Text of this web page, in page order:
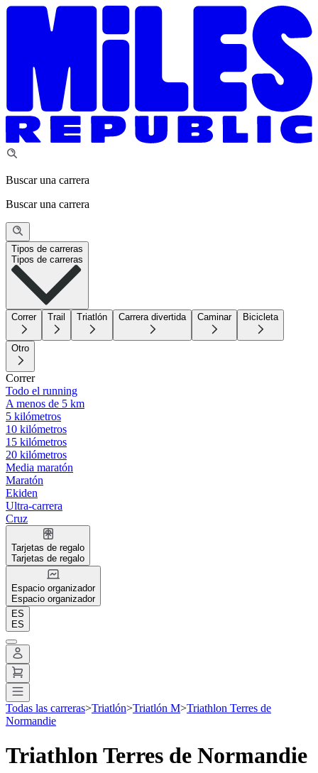
Buscar una carrera
Buscar una carrera
Tipos de carreras
Tipos de carreras
Correr Trail Triatlón Carrera divertida Caminar Bicicleta
Otro
Correr
Todo el running
A menos de 5 km
5 kilómetros
10 kilómetros
15 kilómetros
20 kilómetros
Media maratón
Maratón
Ekiden
Ultra-carrera
Cruz
Tarjetas de regalo
Tarjetas de regalo
Espacio organizador
Espacio organizador
ES
ES
Todas las carreras>Triatlón>Triatlón M>Triathlon Terres de
Normandie
Triathlon Terres de Normandie